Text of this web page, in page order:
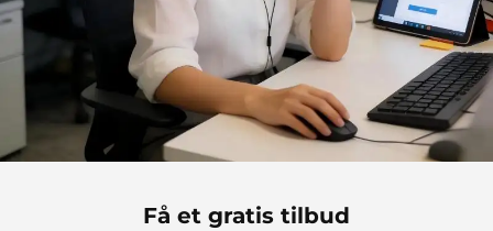
Få et gratis tilbud